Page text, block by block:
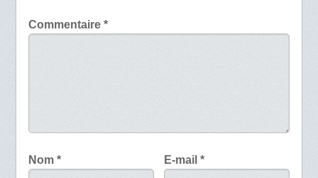
Commentaire *
Nom * E-mail*